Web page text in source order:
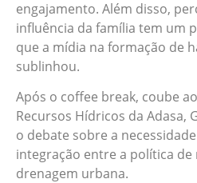
engajamento. Além disso,
influência da família tem um
que a mídia na formação de
sublinhou.
Após o coffee break, coube
Recursos Hídricos da Adasa,
o debate sobre a
integração entre a política
drenagem urbana.